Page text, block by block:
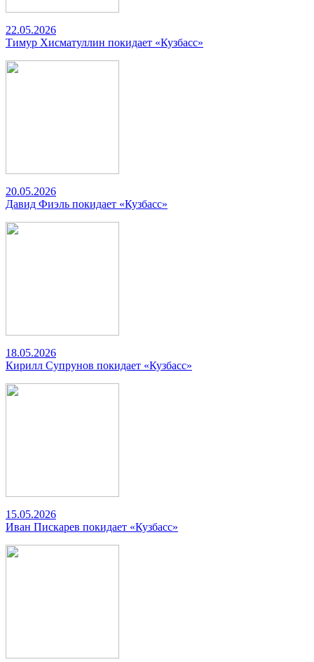
22.05.2026
Тимур Хисматуллин покидает «Кузбасс»
20.05.2026
Давид Фиэль покидает «Кузбасс»
18.05.2026
Кирилл Супрунов покидает «Кузбасс»
15.05.2026
Иван Пискарев покидает «Кузбасс»